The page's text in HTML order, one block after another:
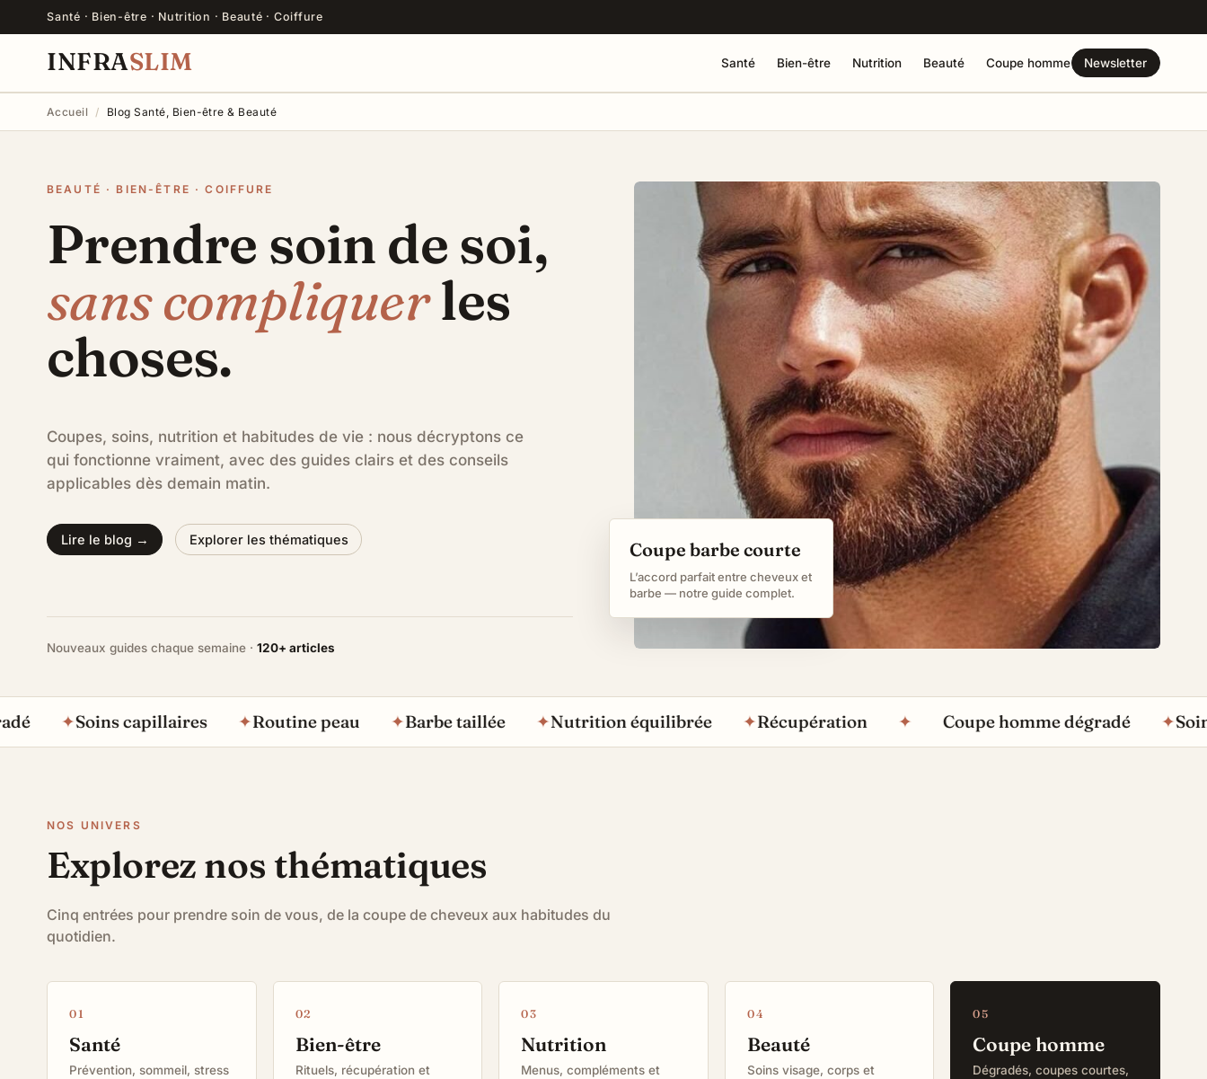
Santé · Bien-être · Nutrition · Beauté · Coiffure
INFRASLIM Santé Bien-être Nutrition Beauté Coupe homme Newsletter
Accueil / Blog Santé, Bien-être & Beauté
BEAUTÉ · BIEN-ÊTRE · COIFFURE
Prendre soin de soi,
sans compliquerles
choses.
Coupes, soins, nutrition et habitudes de vie : nous décryptons ce
qui fonctionne vraiment, avec des guides clairs et des conseils
applicables dès demain matin.
Lire le blog → Explorer les thématiques
Nouveaux guides chaque semaine · 120+ articles
Coupe barbe courte
L’accord parfait entre cheveux et
barbe — notre guide complet.
✦ Soins capillaires ✦ Routine peau ✦ Barbe taillée ✦ Nutrition équilibrée ✦ Récupération ✦ Coupe homme dégradé ✦ Soins
NOS UNIVERS
Explorez nos thématiques
Cinq entrées pour prendre soin de vous, de la coupe de cheveux aux habitudes du
quotidien.
Santé
Prévention, sommeil, stress
Bien-être
Rituels, récupération et
Nutrition
Menus, compléments et
Beauté
Soins visage, corps et
Coupe homme
Dégradés, coupes courtes,